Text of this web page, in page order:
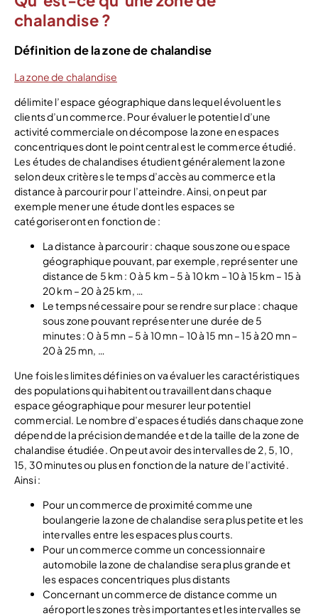
chalandise ?
Définition de la zone de chalandise
La zone de chalandise
délimite l’espace géographique dans lequel évoluent les
clients d’un commerce. Pour évaluer le potentiel d’une
activité commerciale on décompose la zone en espaces
concentriques dont le point central est le commerce étudié.
Les études de chalandises étudient généralement la zone
selon deux critères le temps d’accès au commerce et la
distance à parcourir pour l’atteindre. Ainsi, on peut par
exemple mener une étude dont les espaces se
catégoriseront en fonction de :
La distance à parcourir : chaque sous zone ou espace
géographique pouvant, par exemple, représenter une
distance de 5 km : 0 à 5 km – 5 à 10 km – 10 à 15 km – 15 à
20 km – 20 à 25 km, …
Le temps nécessaire pour se rendre sur place : chaque
sous zone pouvant représenter une durée de 5
minutes : 0 à 5 mn – 5 à 10 mn – 10 à 15 mn – 15 à 20 mn –
20 à 25 mn, …
Une fois les limites définies on va évaluer les caractéristiques
des populations qui habitent ou travaillent dans chaque
espace géographique pour mesurer leur potentiel
commercial. Le nombre d’espaces étudiés dans chaque zone
dépend de la précision demandée et de la taille de la zone de
chalandise étudiée. On peut avoir des intervalles de 2, 5, 10,
15, 30 minutes ou plus en fonction de la nature de l’activité.
Ainsi :
Pour un commerce de proximité comme une
boulangerie la zone de chalandise sera plus petite et les
intervalles entre les espaces plus courts.
Pour un commerce comme un concessionnaire
automobile la zone de chalandise sera plus grande et
les espaces concentriques plus distants
Concernant un commerce de distance comme un
aéroport les zones très importantes et les intervalles se